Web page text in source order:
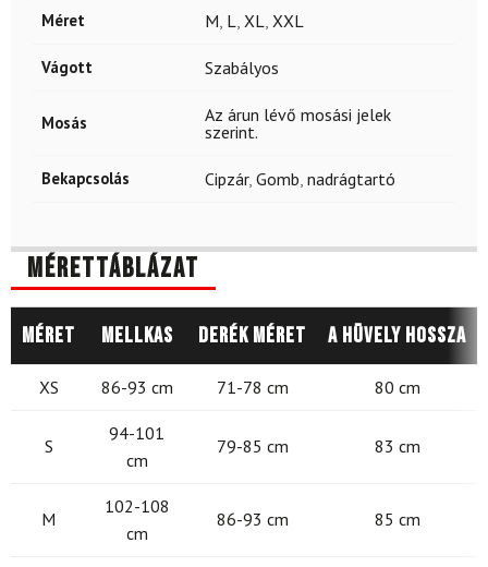
Méret M L XL XXL
Vágott Szabályos
Mosás
Az árun lévő mosási jelek
szerint.
Bekapcsolás Cipzár, Gomb nadrágtartó
Mérettáblázat
Méret Mellkas Derék méret A hüvely hossza
XS 86-93 cm 71-78 cm 80 cm
S
94-101
cm
79-85 cm 83 cm
M
102-108
cm
86-93 cm 85 cm